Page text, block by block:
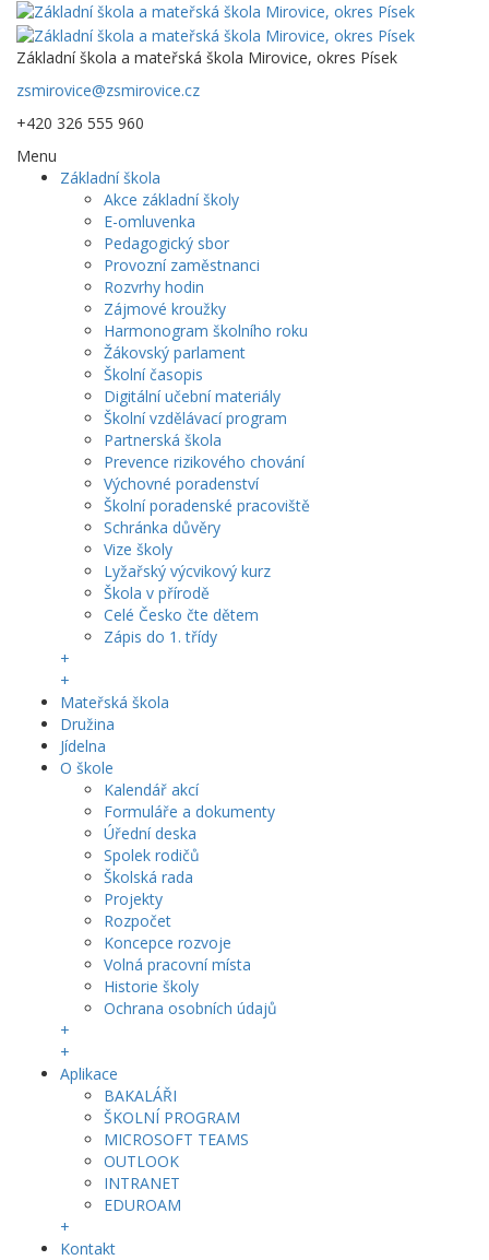
Základní škola a mateřská škola Mirovice, okres Písek
zsmirovice@zsmirovice.cz
+420 326 555 960
Menu
Základní škola
Akce základní školy
E-omluvenka
Pedagogický sbor
Provozní zaměstnanci
Rozvrhy hodin
Zájmové kroužky
Harmonogram školního roku
Žákovský parlament
Školní časopis
Digitální učební materiály
Školní vzdělávací program
Partnerská škola
Prevence rizikového chování
Výchovné poradenství
Školní poradenské pracoviště
Schránka důvěry
Vize školy
Lyžařský výcvikový kurz
Škola v přírodě
Celé Česko čte dětem
Zápis do 1. třídy
+
+
Mateřská škola
Družina
Jídelna
O škole
Kalendář akcí
Formuláře a dokumenty
Úřední deska
Spolek rodičů
Školská rada
Projekty
Rozpočet
Koncepce rozvoje
Volná pracovní místa
Historie školy
Ochrana osobních údajů
+
+
Aplikace
BAKALÁŘI
ŠKOLNÍ PROGRAM
MICROSOFT TEAMS
OUTLOOK
INTRANET
EDUROAM
+
Kontakt